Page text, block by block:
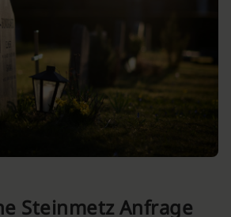
Steinmetz Anfrage